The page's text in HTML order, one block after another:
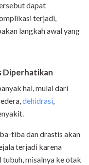
dapat
terjadi,
langkah awal yang
Diperhatikan
hal, mulai dari
dehidrasi,
tiba dan drastis akan
terjadi karena
tubuh, misalnya ke otak